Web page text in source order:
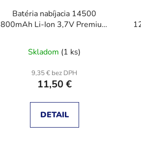
Batéria nabíjacia 14500
800mAh Li-Ion 3,7V Premium
Skladom (1 ks)
9,35 € bez DPH
11,50 €
DETAIL